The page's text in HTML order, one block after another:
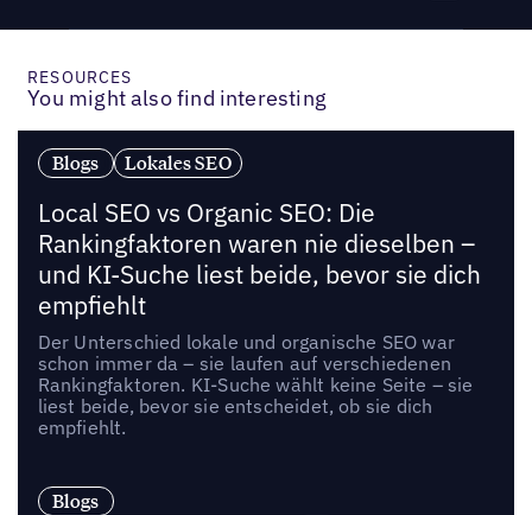
RESOURCES
You might also find interesting
Blogs Lokales SEO
Local SEO vs Organic SEO: Die
Rankingfaktoren waren nie dieselben –
und KI-Suche liest beide, bevor sie dich
empfiehlt
Der Unterschied lokale und organische SEO war
schon immer da – sie laufen auf verschiedenen
Rankingfaktoren. KI-Suche wählt keine Seite – sie
liest beide, bevor sie entscheidet, ob sie dich
empfiehlt.
Blogs